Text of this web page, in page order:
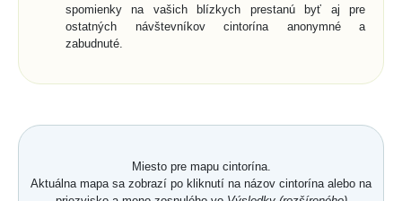
spomienky na vašich blízkych prestanú byť aj pre
ostatných návštevníkov cintorína anonymné a
zabudnuté.
Miesto pre mapu cintorína.
Aktuálna mapa sa zobrazí po kliknutí na názov cintorína alebo na